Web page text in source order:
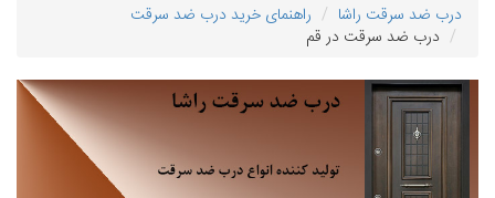
درب ضد سرقت راشا
راهنمای خرید درب ضد سرقت
درب ضد سرقت در قم